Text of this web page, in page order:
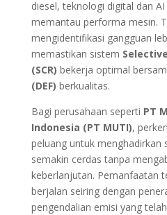
diesel, teknologi digital dan
memantau performa mesin.
mengidentifikasi gangguan
memastikan sistem
(SCR) bekerja optimal
(DEF) berkualitas.
Bagi perusahaan seperti PT
Indonesia (PT MUTI),
peluang untuk menghadirkan
semakin cerdas tanpa
keberlanjutan. Pemanfaatan
berjalan seiring dengan
pengendalian emisi yang